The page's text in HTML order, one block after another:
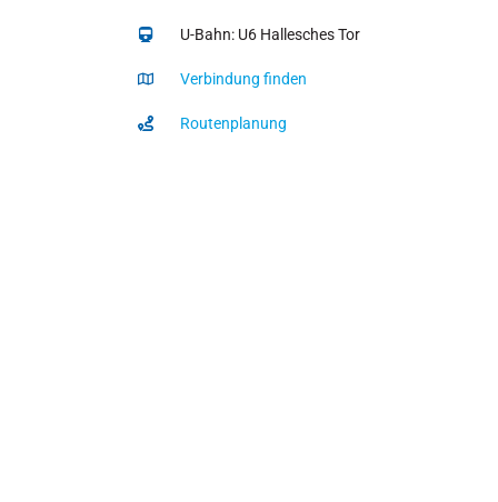
U-Bahn: U6 Hallesches Tor
Verbindung finden
Routenplanung